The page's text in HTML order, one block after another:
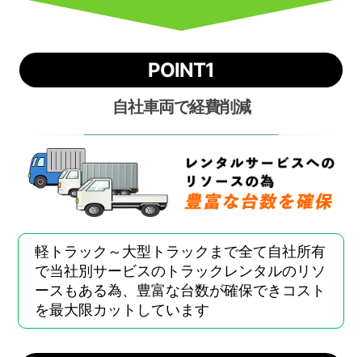
POINT1
自社車両で経費削減
軽トラック～大型トラックまで全て自社所有
で当社別サービスのトラックレンタルのリソ
ースもある為、豊富な台数が確保できコスト
を最大限カットしています